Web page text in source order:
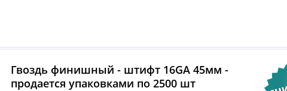
Гвоздь финишный - штифт 16GA 45мм -
продается упаковками по 2500 шт